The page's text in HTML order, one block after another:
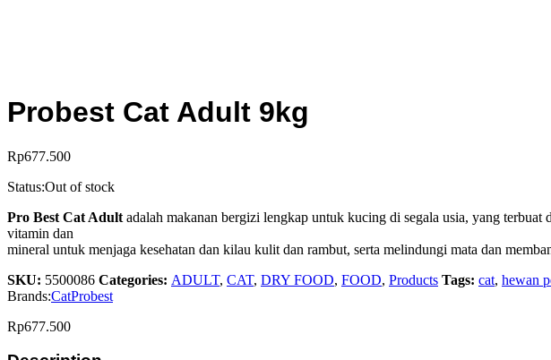
Probest Cat Adult 9kg
Rp677.500
Status:Out of stock
Pro Best Cat Adult adalah makanan bergizi lengkap untuk kucing di segala usia, yang
vitamin dan
mineral untuk menjaga kesehatan dan kilau kulit dan rambut, serta melindungi mata dan
SKU: 5500086 Categories: ADULT, CAT, DRY FOOD, FOOD, Products Tags: cat, hewan
Brands:CatProbest
Rp677.500